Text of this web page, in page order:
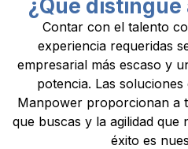
¿Qué
Contar con el talento
experiencia requeridas
empresarial más escaso y
potencia. Las
Manpower proporcionan a
que buscas y la agilidad que
éxito es